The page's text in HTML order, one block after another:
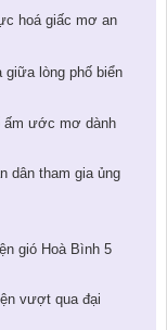
hoá giấc mơ an
giữa lòng phố biển
ấm ước mơ dành
dân tham gia ủng
gió Hoà Bình 5
vượt qua đại